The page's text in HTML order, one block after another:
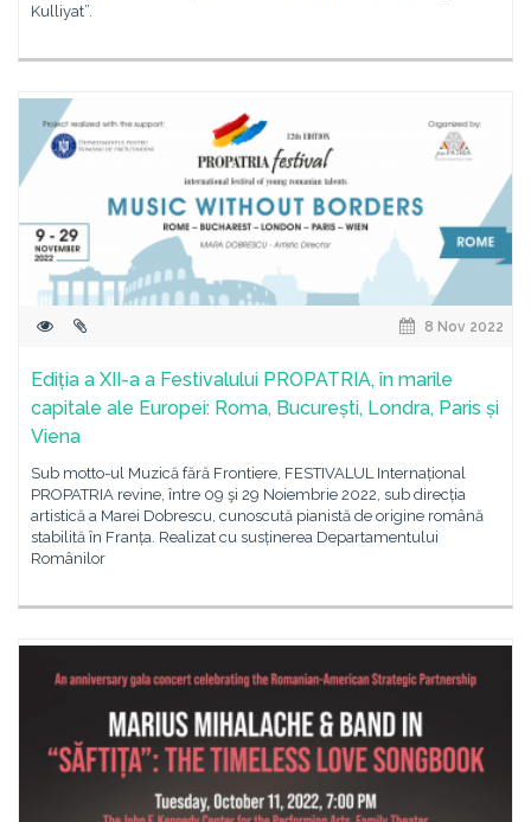
Kulliyat”.
8 Nov 2022
Ediția a XII-a a Festivalului PROPATRIA, în marile
capitale ale Europei: Roma, București, Londra, Paris și
Viena
Sub motto-ul Muzică fără Frontiere, FESTIVALUL Internațional
PROPATRIA revine, între 09 şi 29 Noiembrie 2022, sub direcția
artistică a Marei Dobrescu, cunoscută pianistă de origine română
stabilită în Franța. Realizat cu susținerea Departamentului
Românilor